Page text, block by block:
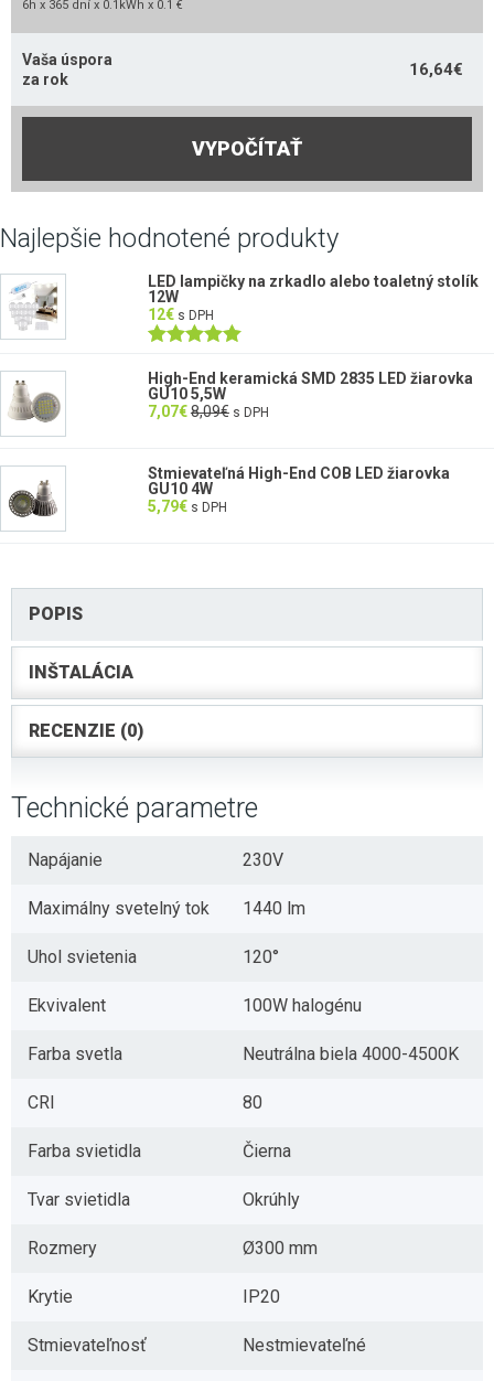
6h x 365 dní x 0.1kWh x 0.1 €
Vaša úspora
za rok
16,64€
VYPOČÍTAŤ
Najlepšie hodnotené produkty
LED lampičky na zrkadlo alebo toaletný stolík
12W
12€ s DPH
5.00z 5
High-End keramická SMD 2835 LED žiarovka
GU10 5,5W
7,07€8,09€ s DPH
Stmievateľná High-End COB LED žiarovka
GU10 4W
5,79€ s DPH
POPIS
INŠTALÁCIA
RECENZIE (0)
Technické parametre
Napájanie 230V
Maximálny svetelný tok 1440 lm
Uhol svietenia 120°
Ekvivalent 100W halogénu
Farba svetla Neutrálna biela 4000-4500K
CRI 80
Farba svietidla Čierna
Tvar svietidla Okrúhly
Rozmery Ø300 mm
Krytie IP20
Stmievateľnosť Nestmievateľné